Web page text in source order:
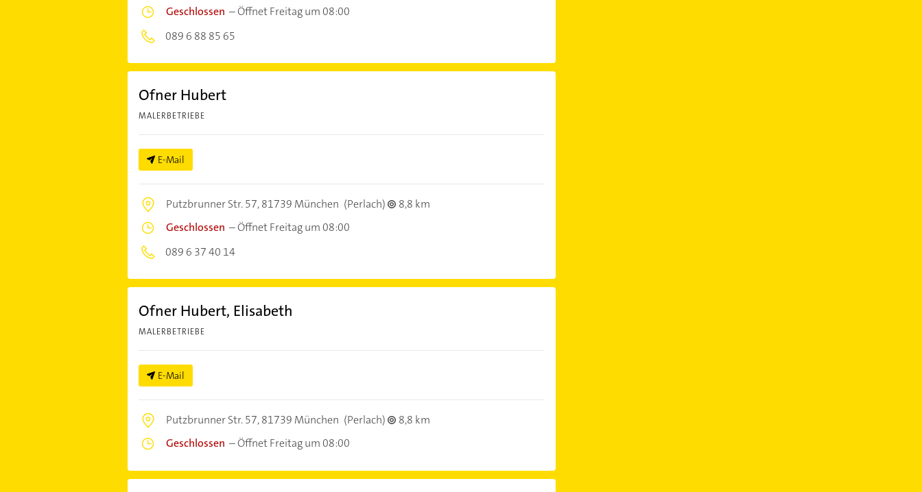
Geschlossen –Öffnet Freitag um 08:00
089 6 88 85 65
Ofner Hubert
MALERBETRIEBE
E-Mail
Putzbrunner Str. 57,81739 München (Perlach)
8,8 km
Geschlossen –Öffnet Freitag um 08:00
089 6 37 40 14
Ofner Hubert, Elisabeth
MALERBETRIEBE
E-Mail
Putzbrunner Str. 57,81739 München (Perlach)
8,8 km
Geschlossen –Öffnet Freitag um 08:00